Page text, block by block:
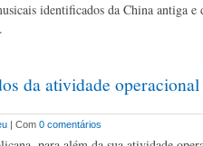
identificados da China antiga e
da atividade
| Com 0 comentários